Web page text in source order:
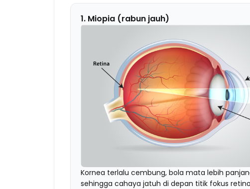
1. Miopia (rabun jauh)
Kornea terlalu cembung, bola mata lebih
sehingga cahaya jatuh di depan titik fokus